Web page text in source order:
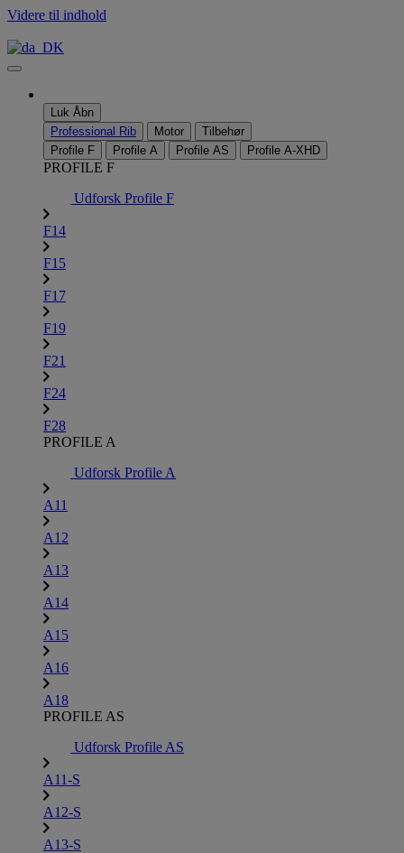
Videre til indhold
Luk Åbn
Professional Rib
Motor
Tilbehør
Profile F
Profile A Profile AS Profile A-XHD
PROFILE F
Udforsk Profile F
F14
F15
F17
F19
F21
F24
F28
PROFILE A
Udforsk Profile A
A11
A12
A13
A14
A15
A16
A18
PROFILE AS
Udforsk Profile AS
A11-S
A12-S
A13-S